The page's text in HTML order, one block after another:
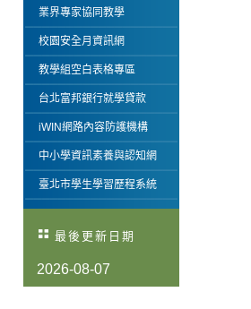
業界專家協同教學
校園安全月資訊網
教學組空白表格專區
台北富邦銀行就學貸款
iWIN網路內容防護機構
中小學資訊素養與認知網
臺北市學生學習歷程系統
最後更新日期
2026-08-07